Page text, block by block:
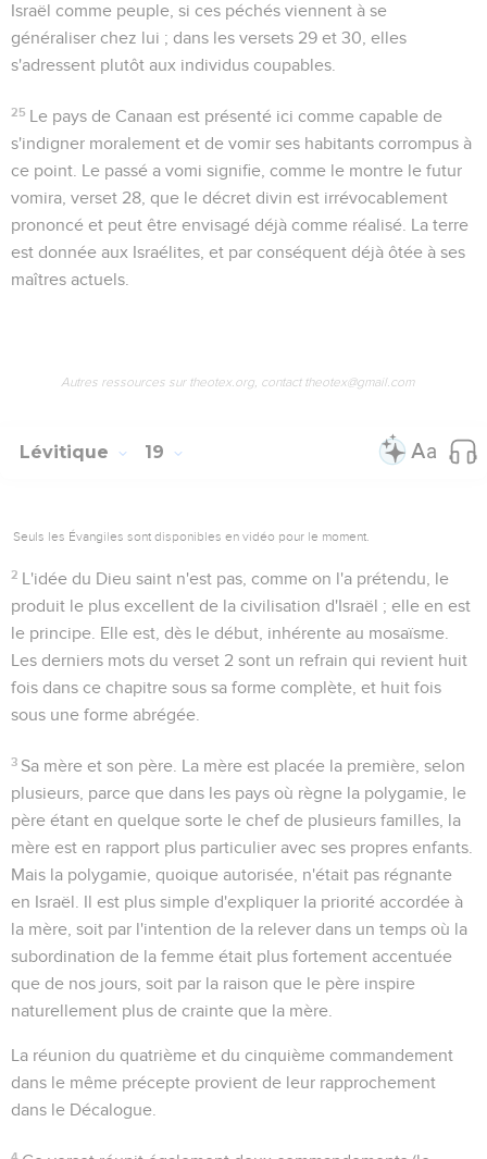
Israël comme peuple, si ces péchés viennent à se
généraliser chez lui ; dans les versets 29 et 30, elles
s'adressent plutôt aux individus coupables.
25 Le pays de Canaan est présenté ici comme capable de
s'indigner moralement et de vomir ses habitants corrompus à
ce point. Le passé a vomi signifie, comme le montre le futur
vomira , verset 28, que le décret divin est irrévocablement
prononcé et peut être envisagé déjà comme réalisé. La terre
est donnée aux Israélites, et par conséquent déjà ôtée à ses
maîtres actuels.
Autres ressources sur theotex.org, contact theotex@gmail.com
Lévitique 19
Seuls les Évangiles sont disponibles en vidéo pour le moment.
2 L'idée du Dieu saint n'est pas, comme on l'a prétendu, le
produit le plus excellent de la civilisation d'Israël ; elle en est
le principe. Elle est, dès le début, inhérente au mosaïsme.
Les derniers mots du verset 2 sont un refrain qui revient huit
fois dans ce chapitre sous sa forme complète, et huit fois
sous une forme abrégée.
3 Sa mère et son père . La mère est placée la première, selon
plusieurs, parce que dans les pays où règne la polygamie, le
père étant en quelque sorte le chef de plusieurs familles, la
mère est en rapport plus particulier avec ses propres enfants.
Mais la polygamie, quoique autorisée, n'était pas régnante
en Israël. Il est plus simple d'expliquer la priorité accordée à
la mère, soit par l'intention de la relever dans un temps où la
subordination de la femme était plus fortement accentuée
que de nos jours, soit par la raison que le père inspire
naturellement plus de crainte que la mère.
La réunion du quatrième et du cinquième commandement
dans le même précepte provient de leur rapprochement
dans le Décalogue.
4